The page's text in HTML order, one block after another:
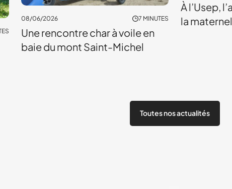
08/06/2026 7 MINUTES
Une rencontre char à voile en
baie du mont Saint-Michel
À l’Usep,
la
Toutes nos actualités